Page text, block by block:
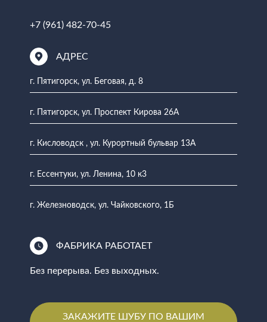
+7 (961) 482-70-45
АДРЕС
г. Пятигорск, ул. Беговая, д. 8
г. Пятигорск, ул. Проспект Кирова 26А
г. Кисловодск , ул. Курортный бульвар 13А
г. Ессентуки, ул. Ленина, 10 к3
г. Железноводск, ул. Чайковского, 1Б
ФАБРИКА РАБОТАЕТ
Без перерыва. Без выходных.
ЗАКАЖИТЕ ШУБУ ПО ВАШИМ